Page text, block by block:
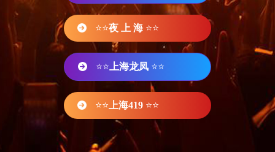
⭐⭐夜 上 海 ⭐⭐
⭐⭐ 上海龙凤 ⭐⭐
⭐⭐ 上海419 ⭐⭐